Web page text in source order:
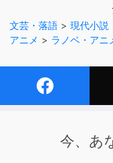
(C)Kazami Sawatari
文芸・落語 > 現代小説
アニメ > ラノベ・アニ
今、あ